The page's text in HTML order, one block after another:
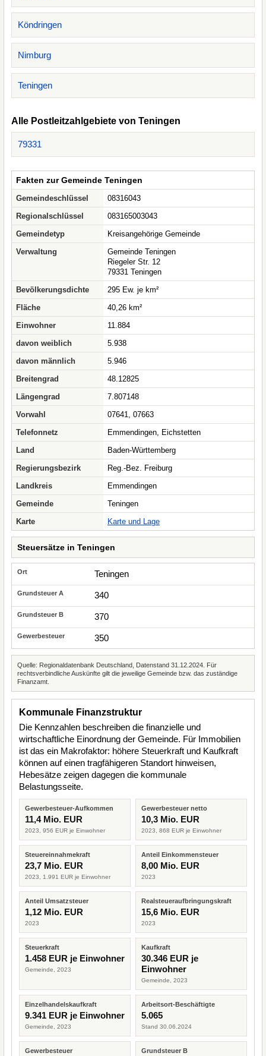
Köndringen
Nimburg
Teningen
Alle Postleitzahlgebiete von Teningen
79331
Fakten zur Gemeinde Teningen
Gemeindeschlüssel
08316043
Regionalschlüssel
083165003043
Gemeindetyp
Kreisangehörige Gemeinde
Verwaltung
Gemeinde Teningen
Riegeler Str. 12
79331 Teningen
Bevölkerungsdichte
295 Ew. je km²
Fläche
40,26 km²
Einwohner
11.884
davon weiblich
5.938
davon männlich
5.946
Breitengrad
48.12825
Längengrad
7.807148
Vorwahl
07641, 07663
Telefonnetz
Emmendingen, Eichstetten
Land
Baden-Württemberg
Regierungsbezirk
Reg.-Bez. Freiburg
Landkreis
Emmendingen
Gemeinde
Teningen
Karte
Karte und Lage
Steuersätze in Teningen
Teningen
340
370
350
Quelle: Regionaldatenbank Deutschland, Datenstand 31.12.2024. Für
rechtsverbindliche Auskünfte gilt die jeweilige Gemeinde bzw. das zuständige
Finanzamt.
Kommunale Finanzstruktur
Die Kennzahlen beschreiben die finanzielle und
wirtschaftliche Einordnung der Gemeinde. Für Immobilien
ist das ein Makrofaktor: höhere Steuerkraft und Kaufkraft
können auf einen tragfähigeren Standort hinweisen,
Hebesätze zeigen dagegen die kommunale
Belastungsseite.
Gewerbesteuer-Aufkommen
11,4 Mio. EUR
2023, 956 EUR je Einwohner
Gewerbesteuer netto
10,3 Mio. EUR
2023, 868 EUR je Einwohner
Steuereinnahmekraft
23,7 Mio. EUR
2023, 1.991 EUR je Einwohner
Anteil Einkommensteuer
8,00 Mio. EUR
2023
Anteil Umsatzsteuer
1,12 Mio. EUR
2023
Realsteueraufbringungskraft
15,6 Mio. EUR
2023
Steuerkraft
1.458 EUR je Einwohner
Gemeinde, 2023
Kaufkraft
30.346 EUR je
Einwohner
Gemeinde, 2023
Einzelhandelskaufkraft
9.341 EUR je Einwohner
Gemeinde, 2023
Arbeitsort-Beschäftigte
5.065
Stand 30.06.2024
Gewerbesteuer Grundsteuer B